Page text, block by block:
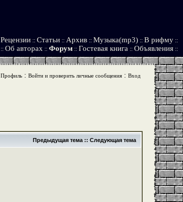
Рецензии :: Статьи :: Архив :: Музыка(mp3) :: В рифму ::
:: Об авторах :: Форум :: Гостевая книга :: Объявления ::
Профиль: Войти и проверить личные сообщения: Вход
Предыдущая тема:: Следующая тема